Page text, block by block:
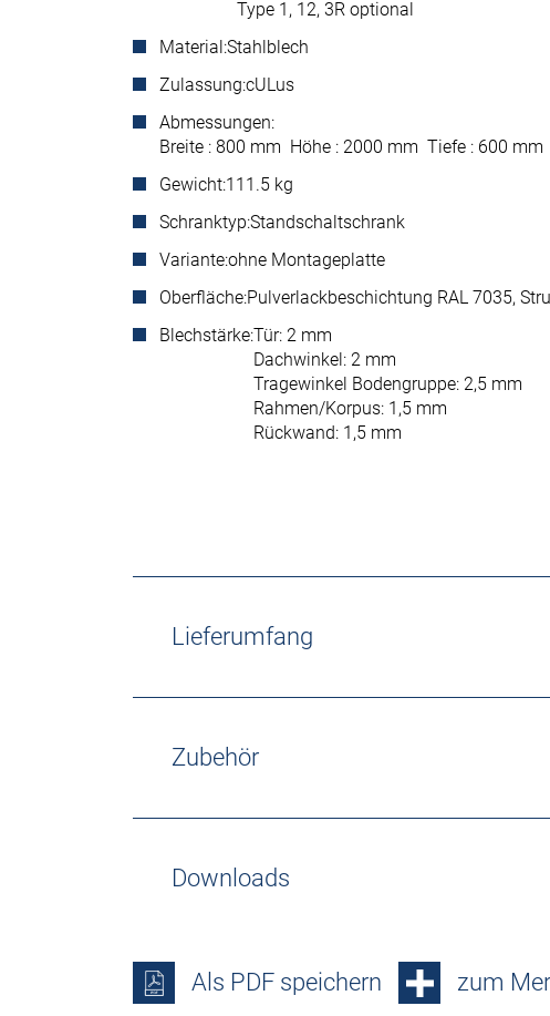
Type 1, 12, 3R optional
Material:Stahlblech
Zulassung:cULus
Abmessungen:
Breite : 800 mm Höhe : 2000 mm Tiefe : 600 mm
Gewicht:111.5 kg
Schranktyp:Standschaltschrank
Variante:ohne Montageplatte
Oberfläche:Pulverlackbeschichtung RAL 7035,
Blechstärke:Tür: 2 mm
Dachwinkel: 2 mm
Tragewinkel Bodengruppe: 2,5 mm
Rahmen/Korpus: 1,5 mm
Rückwand: 1,5 mm
Lieferumfang
Zubehör
Downloads
Als PDF speichern zum